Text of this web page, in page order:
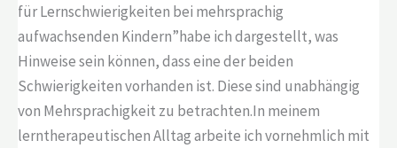
für Lernschwierigkeiten bei mehrsprachig
aufwachsenden Kindern”habe ich dargestellt, was
Hinweise sein können, dass eine der beiden
Schwierigkeiten vorhanden ist. Diese sind unabhängig
von Mehrsprachigkeit zu betrachten.In meinem
lerntherapeutischen Alltag arbeite ich vornehmlich mit